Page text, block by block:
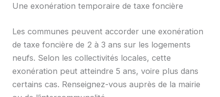
Une exonération temporaire de taxe foncière
Les communes peuvent accorder une exonération
de taxe foncière de 2 à 3 ans sur les logements
neufs. Selon les collectivités locales, cette
exonération peut atteindre 5 ans, voire plus dans
certains cas. Renseignez-vous auprès de la mairie